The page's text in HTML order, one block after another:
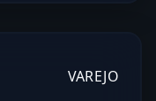
VAREJO